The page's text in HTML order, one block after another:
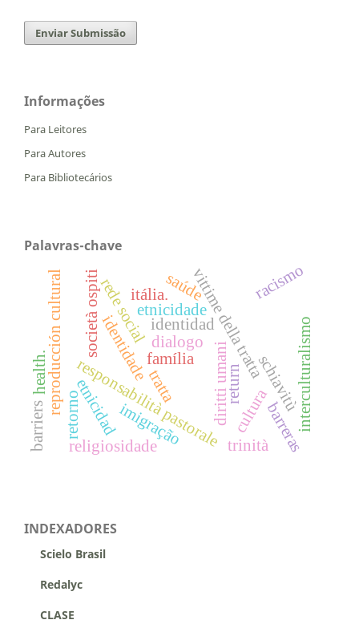
Enviar Submissão
Informações
Para Leitores
Para Autores
Para Bibliotecários
Palavras-chave
tratta
vittime della tratta
diritti umani schiavitù
responsabilità pastorale
identidade
cultura
etnicidade
imigração
família
rede social
interculturalismo
società ospiti
etnicidad
identidad
reproducción cultural racismo
dialogo
trinità
religiosidade
retorno
saúde
return
health.
itália.
barreras
barriers
INDEXADORES
Scielo Brasil
Redalyc
CLASE